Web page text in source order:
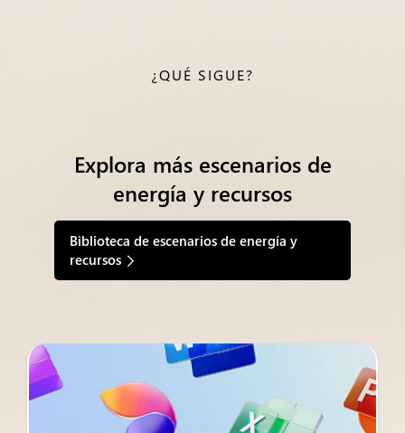
¿QUÉ SIGUE?
Explora más escenarios de
energía y recursos
Biblioteca de escenarios de energía y
recursos